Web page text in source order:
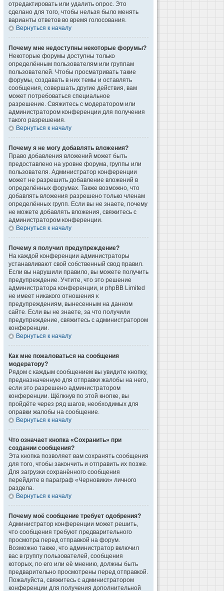
отредактировать или удалить опрос. Это
сделано для того, чтобы нельзя было менять
варианты ответов во время голосования.
Вернуться к началу
Почему мне недоступны некоторые форумы?
Некоторые форумы доступны только
определённым пользователям или группам
пользователей. Чтобы просматривать такие
форумы, создавать в них темы и оставлять
сообщения, совершать другие действия, вам
может потребоваться специальное
разрешение. Свяжитесь с модератором или
администратором конференции для получения
такого разрешения.
Вернуться к началу
Почему я не могу добавлять вложения?
Право добавления вложений может быть
предоставлено на уровне форума, группы или
пользователя. Администратор конференции
может не разрешить добавление вложений в
определённых форумах. Также возможно, что
добавлять вложения разрешено только членам
определённых групп. Если вы не знаете, почему
не можете добавлять вложения, свяжитесь с
администратором конференции.
Вернуться к началу
Почему я получил предупреждение?
На каждой конференции администраторы
устанавливают свой собственный свод правил.
Если вы нарушили правило, вы можете получить
предупреждение. Учтите, что это решение
администратора конференции, и phpBB Limited
не имеет никакого отношения к
предупреждениям, вынесенным на данном
сайте. Если вы не знаете, за что получили
предупреждение, свяжитесь с администратором
конференции.
Вернуться к началу
Как мне пожаловаться на сообщения
модератору?
Рядом с каждым сообщением вы увидите кнопку,
предназначенную для отправки жалобы на него,
если это разрешено администратором
конференции. Щёлкнув по этой кнопке, вы
пройдёте через ряд шагов, необходимых для
оправки жалобы на сообщение.
Вернуться к началу
Что означает кнопка «Сохранить» при
создании сообщения?
Эта кнопка позволяет вам сохранять сообщения
для того, чтобы закончить и отправить их позже.
Для загрузки сохранённого сообщения
перейдите в параграф «Черновики» личного
раздела.
Вернуться к началу
Почему моё сообщение требует одобрения?
Администратор конференции может решить,
что сообщения требуют предварительного
просмотра перед отправкой на форум.
Возможно также, что администратор включил
вас в группу пользователей, сообщения
которых, по его или её мнению, должны быть
предварительно просмотрены перед отправкой.
Пожалуйста, свяжитесь с администратором
конференции для получения дополнительной